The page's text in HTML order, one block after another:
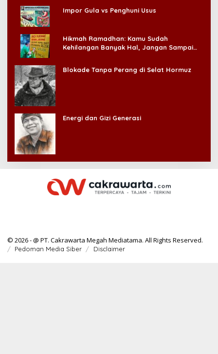
Impor Gula vs Penghuni Usus
Hikmah Ramadhan: Kamu Sudah
Kehilangan Banyak Hal, Jangan Sampai
Blokade Tanpa Perang di Selat Hormuz
Energi dan Gizi Generasi
© 2026 - @ PT. Cakrawarta Megah Mediatama. All Rights Reserved.
Pedoman Media Siber Disclaimer